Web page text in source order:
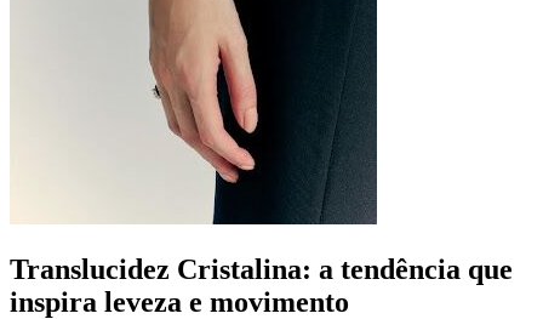
Translucidez Cristalina: a tendência que
inspira leveza e movimento